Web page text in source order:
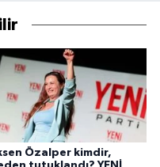
Özalper kimdir,